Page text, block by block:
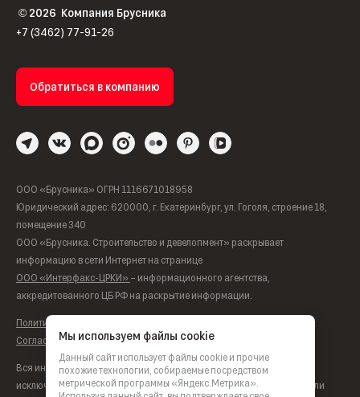
©2026 Компания Брусника
+7 (3462) 77-91-26
Обратиться в компанию
ООО «Брусника» ОГРН 1116671018958
Юридический адрес: 620000, г. Екатеринбург, ул. Гоголя, строение 18,
помещение 340
ООО «Брусника. Строительство и девелопмент» раскрывает
информацию в сети Интернет на странице
ООО «Интерфакс-ЦРКИ» – информационного агентства,
аккредитованного ЦБ РФ на раскрытие информации.
Политика обработки персональных данных
Согласие на обработку персональных данных
Вся информация, представленная на данном сайте, носит
исключительно информационный характер, не является офертой или
Мы используем файлы cookie
Данный сайт использует файлы cookie и прочие
похожие технологии, собираемые посредством
метрической программы «Яндекс.Метрика».